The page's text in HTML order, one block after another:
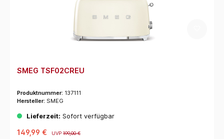
SMEG TSF02CREU
Produktnummer: 137111
Hersteller: SMEG
Lieferzeit: Sofort verfügbar
149,99 € UVP199,00 €